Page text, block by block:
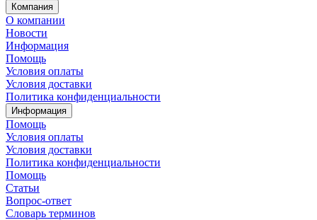
Компания
О компании
Новости
Информация
Помощь
Условия оплаты
Условия доставки
Политика конфиденциальности
Информация
Помощь
Условия оплаты
Условия доставки
Политика конфиденциальности
Помощь
Статьи
Вопрос-ответ
Словарь терминов